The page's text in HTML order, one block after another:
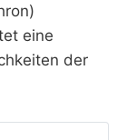
eine
der